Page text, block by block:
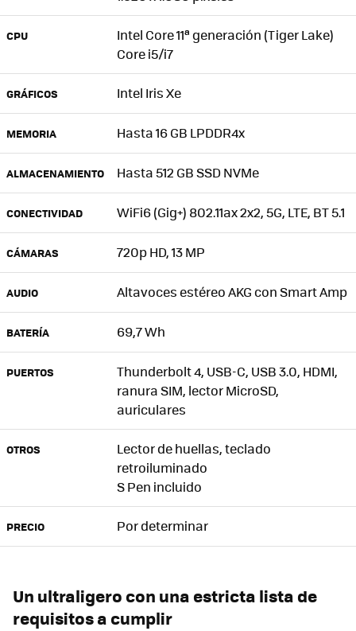
CPU
Intel Core 11ª generación (Tiger Lake)
Core i5/i7
GRÁFICOS Intel Iris Xe
MEMORIA Hasta 16 GB LPDDR4x
ALMACENAMIENTO Hasta 512 GB SSD NVMe
CONECTIVIDAD WiFi6 (Gig+) 802.11ax 2x2, 5G, LTE, BT 5.1
CÁMARAS 720p HD, 13 MP
AUDIO Altavoces estéreo AKG con Smart Amp
BATERÍA 69,7 Wh
PUERTOS
Thunderbolt 4, USB-C, USB 3.0, HDMI,
ranura SIM, lector MicroSD,
auriculares
OTROS
Lector de huellas, teclado
retroiluminado
S Pen incluido
PRECIO Por determinar
Un ultraligero con una estricta lista de
requisitos a cumplir